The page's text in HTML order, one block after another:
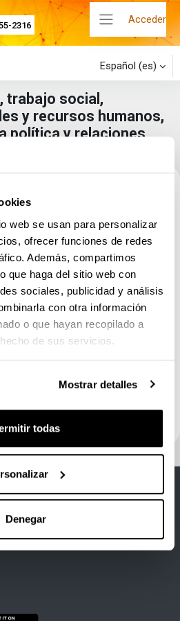
web se usan para personalizar
ofrecer funciones de redes
Además, compartimos
que haga del sitio web con
sociales, publicidad y análisis
con otra información
o que hayan recopilado a
de sus servicios.
Mostrar detalles
todas
Denegar
2316 Acceder
Español ‎(es)‎
trabajo social,
y recursos humanos,
política y relaciones
Buscar cursos